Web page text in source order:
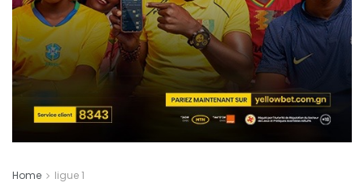
Home ligue 1